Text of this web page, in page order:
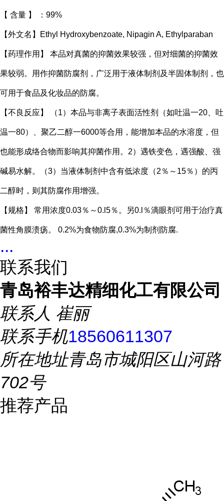
【 含量 】 ：99%
【外文名】Ethyl Hydroxybenzoate, Nipagin A, Ethylparaban
【药理作用】 本品对真菌的抑菌效果较强，但对细菌的抑菌效
果较弱。用作抑菌防腐剂，广泛用于液体制剂及半固体制剂，也
可用于食品及化妆品的防腐。
【不良反应】 （1）本品与非离子表面活性剂（如吐温一20、吐
温一80）、聚乙二醇一6000等合用，能增加本品的水溶度，但
也能形成络合物而影响其抑菌作用。2）遇铁变色，遇强酸、强
碱易水解。（3）当液体制剂中含有低浓度（2％～15％）的丙
二醇时，则其防腐作用增强。
【规格】 常用浓度0.03％～0.l5％。另0.l％滴眼剂可用于治疗真
菌性角膜溃疡。 0.2%为食物防腐,0.3%为制剂防腐.
...
联系我们
青岛裕丰达精细化工有限公司
联系人 崔丽
联系手机18560611307
所在地址青岛市城阳区山河路
702号
推荐产品